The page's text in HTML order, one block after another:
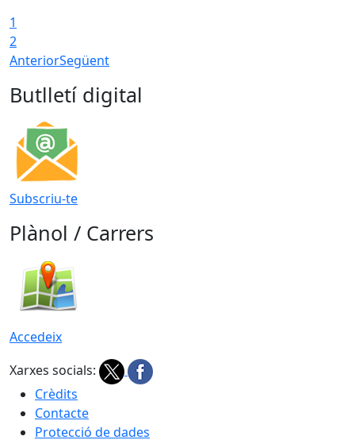
1
2
AnteriorSegüent
Butlletí digital
Subscriu-te
Plànol / Carrers
Accedeix
Xarxes socials:
Crèdits
Contacte
Protecció de dades